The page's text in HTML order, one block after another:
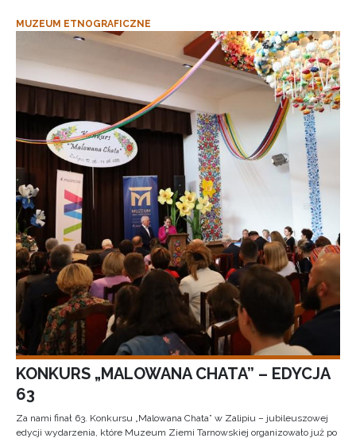
MUZEUM ETNOGRAFICZNE
KONKURS „MALOWANA CHATA” – EDYCJA
63
Za nami finał 63. Konkursu „Malowana Chata” w Zalipiu – jubileuszowej
edycji wydarzenia, które Muzeum Ziemi Tarnowskiej organizowało już po